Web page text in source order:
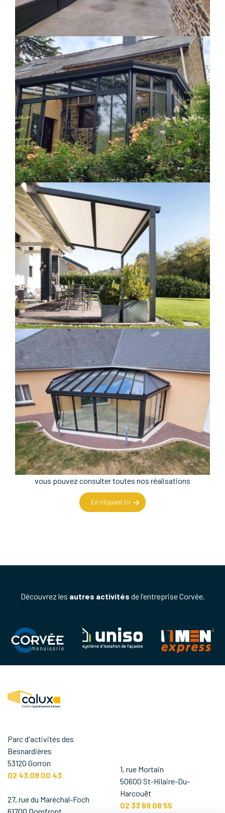
vous pouvez consulter toutes nos réalisations
En cliquant ici
Découvrez les autres activités de l'entreprise Corvée.
Parc d'activités des
Besnardières
53120 Gorron
02 43 08 00 43
27, rue du Maréchal-Foch
1, rue Mortain
50600 St-Hilaire-Du-
Harcouët
02 33 69 08 55